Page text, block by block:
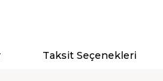
Taksit Seçenekleri